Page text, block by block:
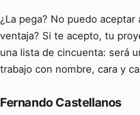
¿La pega? No puedo
ventaja? Si te acepto, tu
una lista de cincuenta: será
trabajo con nombre, cara y
Fernando Castellanos